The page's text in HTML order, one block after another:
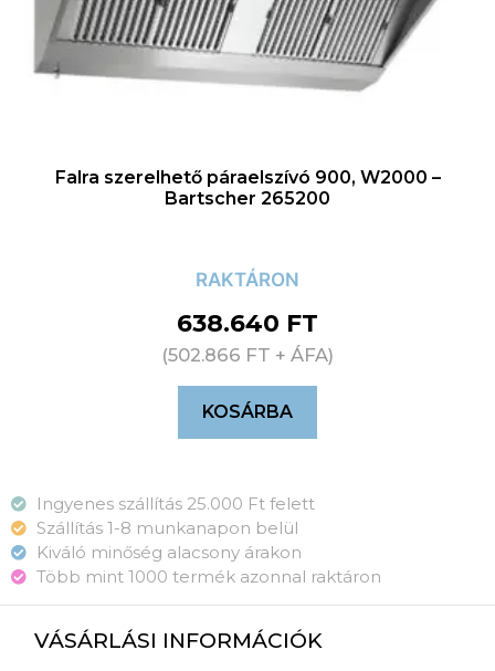
Falra szerelhető páraelszívó 900, W2000 –
Bartscher 265200
RAKTÁRON
638.640 FT
(502.866 FT + ÁFA)
KOSÁRBA
Ingyenes szállítás 25.000 Ft felett
Szállítás 1-8 munkanapon belül
Kiváló minőség alacsony árakon
Több mint 1000 termék azonnal raktáron
VÁSÁRLÁSI INFORMÁCIÓK